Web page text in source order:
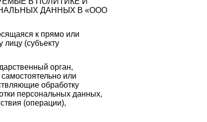
ДАННЫХ В «ООО
к прямо или
(субъекту
орган,
или
обработку
персональных данных,
(операции),